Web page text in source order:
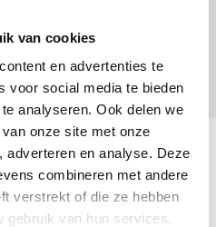
van cookies
en advertenties te
voor social media te bieden
analyseren. Ook delen we
onze site met onze
adverteren en analyse. Deze
combineren met andere
verstrekt of die ze hebben
gebruik van hun services.
ontvang je op
binnen enkele uren
maken?